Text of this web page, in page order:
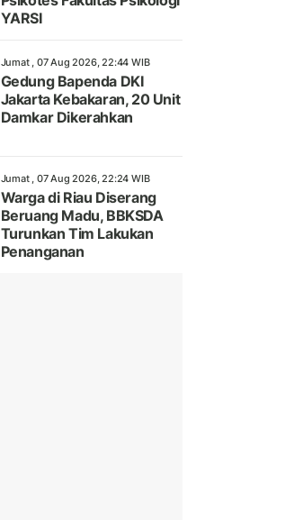
YARSI
Jumat , 07 Aug 2026, 22:44 WIB
Gedung Bapenda DKI
Jakarta Kebakaran, 20 Unit
Damkar Dikerahkan
Jumat , 07 Aug 2026, 22:24 WIB
Warga di Riau Diserang
Beruang Madu, BBKSDA
Turunkan Tim Lakukan
Penanganan